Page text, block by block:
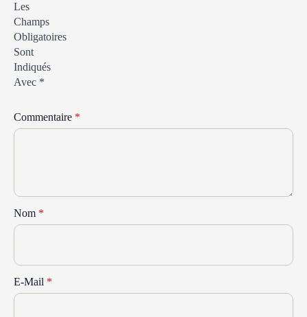
Les
Champs
Obligatoires
Sont
Indiqués
Avec *
Commentaire *
Nom *
E-Mail *